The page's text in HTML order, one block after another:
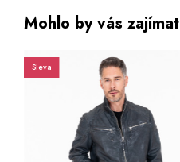
Mohlo by vás zajímat
Sleva